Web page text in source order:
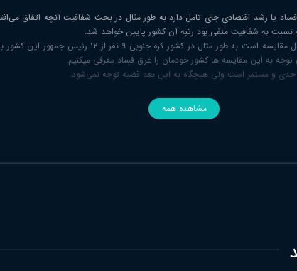
فساد یا رشد اقتصادی جای تامل دارد به طور مثال در بحث شفافیت آنچه اتفاق
نسبت به شفافیت منفی بود رتبه آن کشور پایین خواهد شد.
وضعیت سنجی در چنین موضوعاتی حاصل مقایسه است به طور مثال در کشور
به این مقایسه ها کشور خودمان را غرق فساد معرفی میکنیم.
جدی و مستمر است ولی هیچگاه به این بعد قضیه توجه نمی‌شود.
مشاهده همه